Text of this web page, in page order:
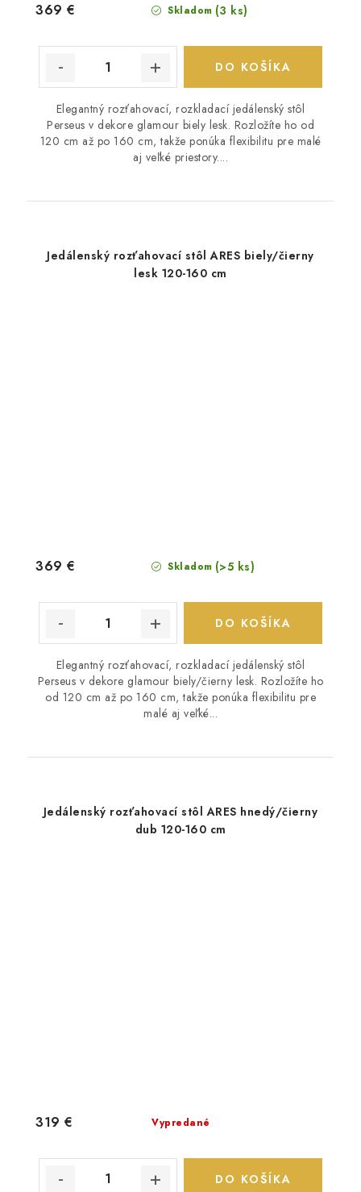
Skladom (3 ks)
369 €
DO KOŠÍKA
Elegantný rozťahovací, rozkladací jedálenský stôl
Perseus v dekore glamour biely lesk. Rozložíte ho od
120 cm až po 160 cm, takže ponúka flexibilitu pre malé
aj veľké priestory....
Jedálenský rozťahovací stôl ARES biely/čierny
lesk 120-160 cm
Skladom (>5 ks)
369 €
DO KOŠÍKA
Elegantný rozťahovací, rozkladací jedálenský stôl
Perseus v dekore glamour biely/čierny lesk. Rozložíte ho
od 120 cm až po 160 cm, takže ponúka flexibilitu pre
malé aj veľké...
Jedálenský rozťahovací stôl ARES hnedý/čierny
dub 120-160 cm
Vypredané
319 €
DO KOŠÍKA